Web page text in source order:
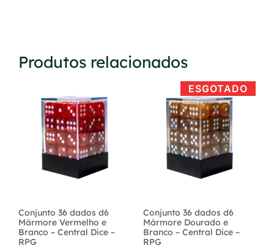
Produtos relacionados
Conjunto 36 dados d6
Mármore Vermelho e
Branco – Central Dice –
RPG
ESGOTADO
Conjunto 36 dados d6
Mármore Dourado e
Branco – Central Dice –
RPG